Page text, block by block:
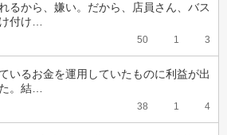
るから、嫌い。だから、店員さん、バス
付け…
50 1 3
いるお金を運用していたものに利益が出
。結…
38 1 4